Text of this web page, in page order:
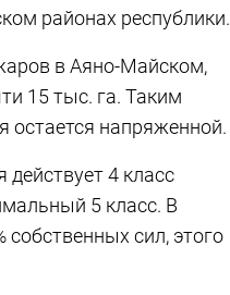
районах республики.
в Аяно-Майском,
15 тыс. га. Таким
остается напряженной.
4 класс
5 класс. В
сил, этого